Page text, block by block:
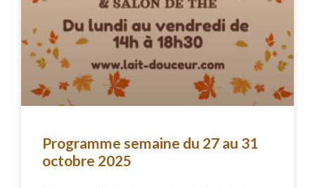
Programme semaine du 27 au 31
octobre 2025